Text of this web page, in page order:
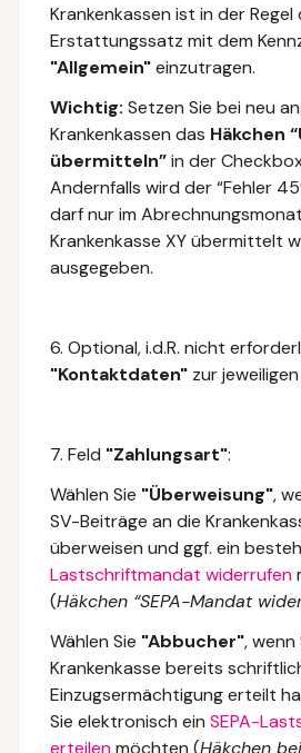
Krankenkassen ist in der Regel
Erstattungssatz mit dem
"Allgemein"einzutragen.
Wichtig: Setzen Sie bei neu
Krankenkassen das Häkchen
übermitteln”in der
Andernfalls wird der “Fehler
darf nur im
Krankenkasse XY übermittelt
ausgegeben.
6. Optional, i.d.R. nicht
"Kontaktdaten" zur
7. Feld "Zahlungsart":
Wählen Sie "Überweisung",
SV-Beiträge an die
überweisen und ggf. ein
Lastschriftmandat widerrufen
(Häkchen “SEPA-Mandat
Wählen Sie "Abbucher", wenn
Krankenkasse bereits
Einzugsermächtigung erteilt
Sie elektronisch ein SEPA-
erteilenmöchten (Häkchen